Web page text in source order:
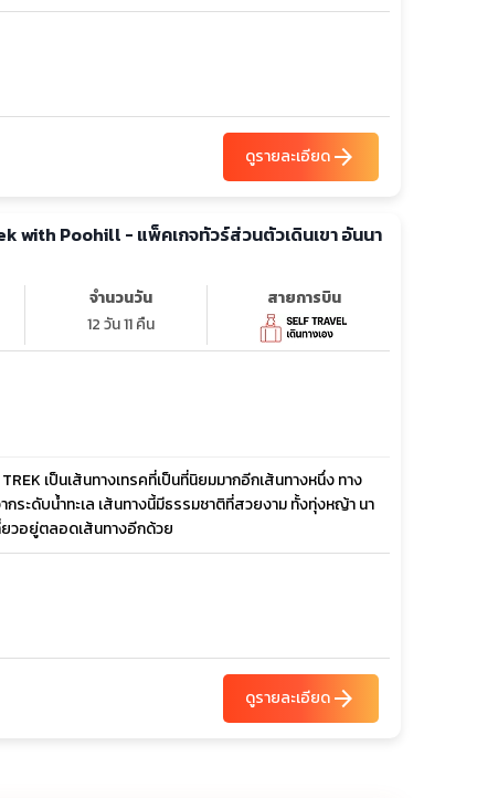
ดูรายละเอียดarrow_forward
with Poohill - แพ็คเกจทัวร์ส่วนตัวเดินเขา อันนา
จำนวนวัน
12 วัน 11 คืน
สายการบิน
เป็นเส้นทางเทรคที่เป็นที่นิยมมากอีกเส้นทางหนึ่ง ทาง
ระดับน้ำทะเล เส้นทางนี้มีธรรมชาติที่สวยงาม ทั้งทุ่งหญ้า นา
ยวอยู่ตลอดเส้นทางอีกด้วย
ดูรายละเอียดarrow_forward